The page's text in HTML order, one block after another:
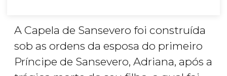
A Capela de Sansevero foi construída
sob as ordens da esposa do primeiro
Príncipe de Sansevero, Adriana, após a